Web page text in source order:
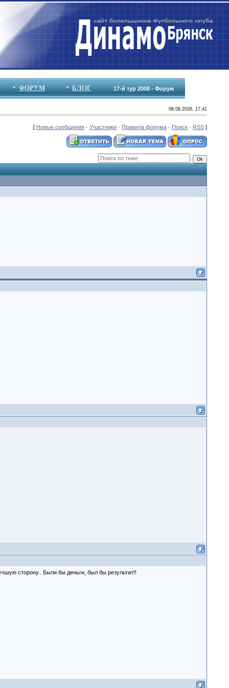
ФОРУМ БЛОГ 17-й тур 2008 - Форум
08.08.2026, 17:41
[ Новые сообщения· Участники· Правила форума· Поиск· RSS]
сторону.. Были бы деньги, был бы результат!!